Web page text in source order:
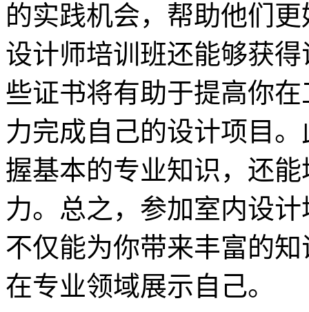
的实践机会，帮助他们
设计师培训班还能够获
些证书将有助于提高你
力完成自己的设计项目
握基本的专业知识，还
力。总之，参加室内设
不仅能为你带来丰富的
在专业领域展示自己。